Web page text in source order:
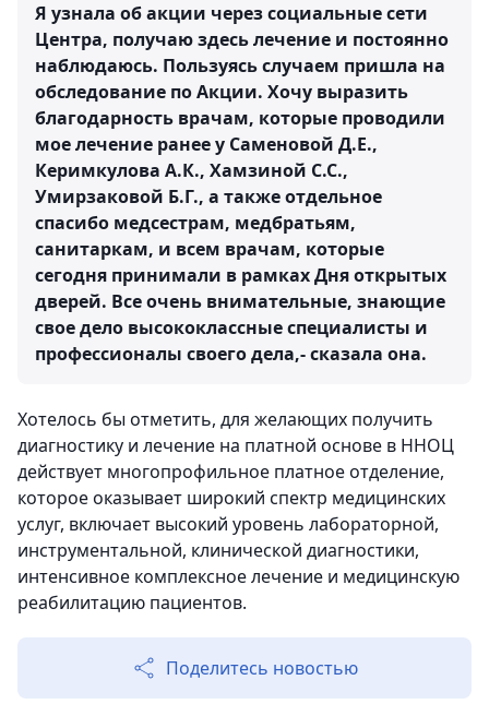
Я узнала об акции через социальные сети
Центра, получаю здесь лечение и постоянно
наблюдаюсь. Пользуясь случаем пришла на
обследование по Акции. Хочу выразить
благодарность врачам, которые проводили
мое лечение ранее у Саменовой Д.Е.,
Керимкулова А.К., Хамзиной С.С.,
Умирзаковой Б.Г., а также отдельное
спасибо медсестрам, медбратьям,
санитаркам, и всем врачам, которые
сегодня принимали в рамках Дня открытых
дверей. Все очень внимательные, знающие
свое дело высококлассные специалисты и
профессионалы своего дела,- сказала она.
Хотелось бы отметить, для желающих получить
диагностику и лечение на платной основе в ННОЦ
действует многопрофильное платное отделение,
которое оказывает широкий спектр медицинских
услуг, включает высокий уровень лабораторной,
инструментальной, клинической диагностики,
интенсивное комплексное лечение и медицинскую
реабилитацию пациентов.
Поделитесь новостью